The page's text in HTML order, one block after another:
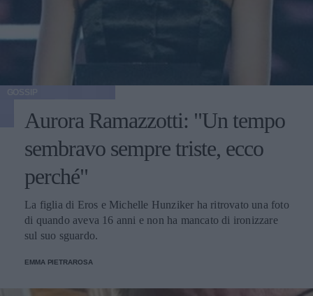
Aurora Ramazzotti: "Un tempo
sembravo sempre triste, ecco
perché"
La figlia di Eros e Michelle Hunziker ha ritrovato una foto
di quando aveva 16 anni e non ha mancato di ironizzare
sul suo sguardo.
EMMA PIETRAROSA